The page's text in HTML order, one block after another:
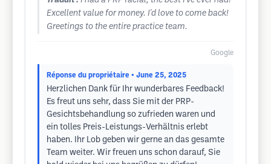
Excellent value for money. I'd love to come back!
Greetings to the entire practice team.
Google
Réponse du propriétaire • June 25, 2025
Herzlichen Dank für Ihr wunderbares Feedback!
Es freut uns sehr, dass Sie mit der PRP-
Gesichtsbehandlung so zufrieden waren und
ein tolles Preis-Leistungs-Verhältnis erlebt
haben. Ihr Lob geben wir gerne an das gesamte
Team weiter. Wir freuen uns schon darauf, Sie